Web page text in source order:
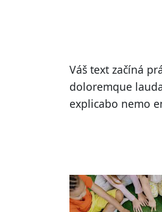
Váš text začíná
doloremque
explicabo nemo